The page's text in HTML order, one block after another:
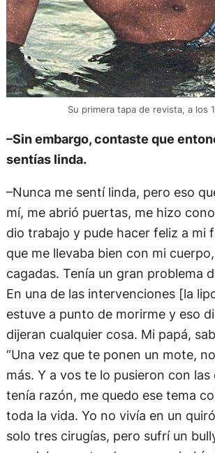
Su primera tapa de revista, a los
–Sin embargo, contaste que
sentías linda.
–Nunca me sentí linda, pero eso
mí, me abrió puertas, me hizo
dio trabajo y pude hacer feliz a mi
que me llevaba bien con mi
cagadas. Tenía un gran problema
En una de las intervenciones [la
estuve a punto de morirme y eso
dijeran cualquier cosa. Mi papá,
“Una vez que te ponen un mote,
más. Y a vos te lo pusieron con las
tenía razón, me quedo ese tema
toda la vida. Yo no vivía en un
solo tres cirugías, pero sufrí un